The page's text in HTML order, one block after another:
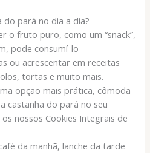
do pará no dia a dia?
o fruto puro, como um “snack”,
pode consumí-lo
ou acrescentar em receitas
tortas e muito mais.
opção mais prática, cômoda
castanha do pará no seu
nossos Cookies Integrais de
da manhã, lanche da tarde